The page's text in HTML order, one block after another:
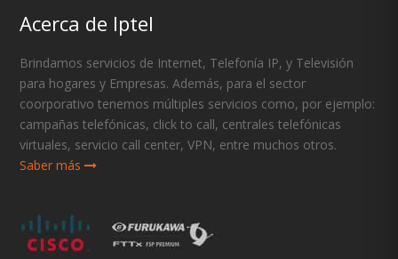
Acerca de Iptel
Brindamos servicios de Internet, Telefonía IP, y Televisión
para hogares y Empresas. Además, para el sector
coorporativo tenemos múltiples servicios como, por ejemplo:
campañas telefónicas, click to call, centrales telefónicas
virtuales, servicio call center, VPN, entre muchos otros.
Saber más